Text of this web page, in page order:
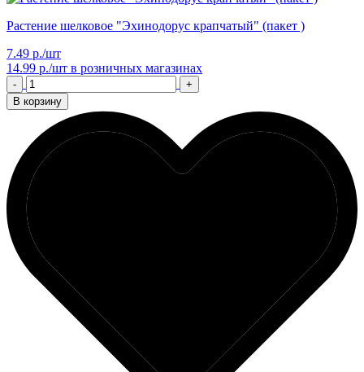
Растение шелковое "Эхинодорус крапчатый" (пакет )
7.49 р./шт
14.99 р./шт в розничных магазинах
-
+
В корзину